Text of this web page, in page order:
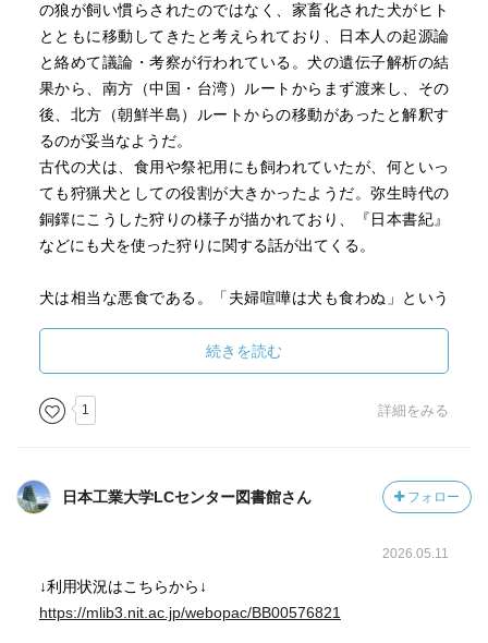
ヨーロッパの狩りや牧羊に使われるような使役犬に育つま
ではいかなかったそうです。
また、江戸時代、お伊勢参りが大流行した際には、忙しく
て時間が取れない主人の代わりに犬にお参りをさせるのも
流行したそう。
（犬たちは、飼い主に路銀や「お伊勢参り犬」と書かれた
名札を用意してもらうと、それを首に着けて出発する。往
復とも、宿村の役人などに世話をしてもらい、次の宿村ま
くるという。）
そのほかにも、藤原道長は犬好き、とか、楽しい雑学を学
と同時に、平安京の掃除人は犬とカラス、というのにショ
ることだけど、日本にも人間が犬を食す文化はあった（赤
本にも、犬の調理法が掲載されていたというのを知ってち
また、三味線に猫の皮は有名だけどそれは高級品。安物に
の狼が飼い慣らされたのではなく、家畜化された犬がヒト
とともに移動してきたと考えられており、日本人の起源論
と絡めて議論・考察が行われている。犬の遺伝子解析の結
果から、南方（中国・台湾）ルートからまず渡来し、その
後、北方（朝鮮半島）ルートからの移動があったと解釈す
るのが妥当なようだ。
古代の犬は、食用や祭祀用にも飼われていたが、何といっ
ても狩猟犬としての役割が大きかったようだ。弥生時代の
銅鐸にこうした狩りの様子が描かれており、『日本書紀』
などにも犬を使った狩りに関する話が出てくる。
犬は相当な悪食である。「夫婦喧嘩は犬も食わぬ」という
中世の犬は、狩猟犬を除き、繋がれて飼われることなく、
町をうろうろしていた。自由の身である犬は、カラスとと
もに、町のお掃除やさんであった。そういうと聞こえはよ
いが、つまりはゴミやら排泄物やら、果ては人の死体も
様子が窺える話がいくつもある。多くの記録から読み取れ
るように、犬が食べかけの死体の一部を宮中や神社に持ち
ば、と貴族や神職は大わらわとなる。伊勢神宮で犬が穢れ
とされ追い払われた時期があったのは謂われのないことで
はなかったわけである。
続きを読む
1 詳細をみる
日本工業大学LCセンター図書館さん フォロー
2026.05.11
↓利用状況はこちらから↓
https://mlib3.nit.ac.jp/webopac/BB00576821